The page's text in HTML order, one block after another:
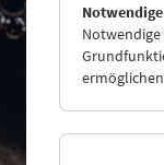
Notwendige